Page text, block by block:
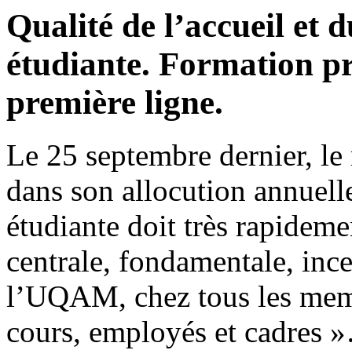
Qualité de l’accueil et
étudiante. Formation
première ligne.
Le 25 septembre dernier,
dans son allocution
étudiante doit très
centrale, fondamentale,
l’UQAM, chez tous les
cours, employés et cadres